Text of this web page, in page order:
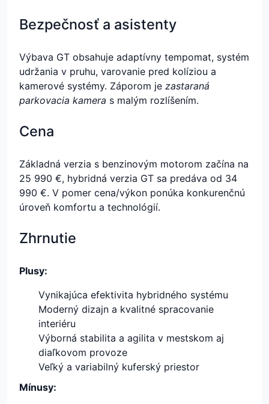
Bezpečnosť a asistenty
Výbava GT obsahuje adaptívny tempomat, systém
udržania v pruhu, varovanie pred kolíziou a
kamerové systémy. Záporom je zastaraná
parkovacia kamera s malým rozlíšením.
Cena
Základná verzia s benzinovým motorom začína na
25 990 €, hybridná verzia GT sa predáva od 34
990 €. V pomer cena/výkon ponúka konkurenčnú
úroveň komfortu a technológií.
Zhrnutie
Plusy:
Vynikajúca efektivita hybridného systému
Moderný dizajn a kvalitné spracovanie
interiéru
Výborná stabilita a agilita v mestskom aj
diaľkovom provoze
Veľký a variabilný kuferský priestor
Mínusy: